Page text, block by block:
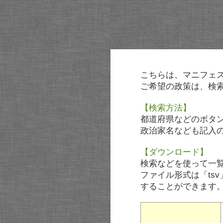
こちらは、マニフェ
ご希望の政策は、検
【検索方法】
都道府県などのボタ
政治家名なども記入
【ダウンロード】
検索などを使って一
ファイル形式は「tsv
することができます